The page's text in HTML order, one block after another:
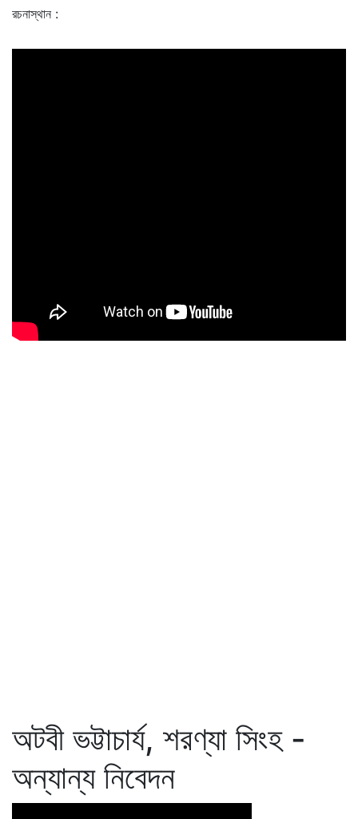
রচনাস্থান :
অটবী ভট্টাচার্য, শরণ্যা সিংহ -
অন্যান্য নিবেদন